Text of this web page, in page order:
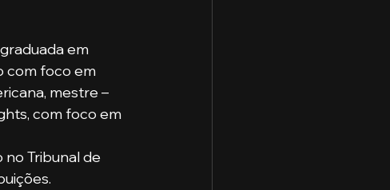
com foco em
mestre –
com foco em
Tribunal de